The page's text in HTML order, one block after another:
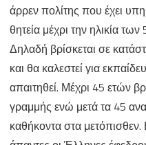
άρρεν πολίτης που έχει
θητεία μέχρι την ηλικία
Δηλαδή βρίσκεται σε
και θα καλεστεί για
απαιτηθεί. Μέχρι 45 ετών
γραμμής ενώ μετά τα 45
καθήκοντα στα